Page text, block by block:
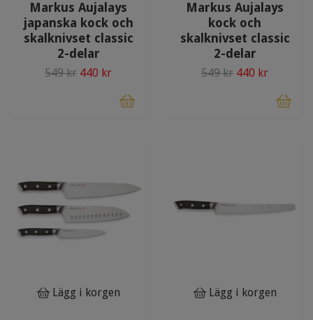
Markus Aujalays
japanska kock och
skalknivset classic
2-delar
549 kr 440 kr
Markus Aujalays
kock och
skalknivset classic
2-delar
549 kr 440 kr
Lägg i korgen Lägg i korgen